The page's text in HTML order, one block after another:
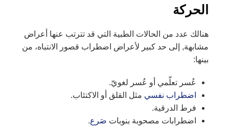
الحركة
هنالك عدد من الحالات الطبية التي قد تترتب عنها أعراض
مشابهة, إلى حد كبير لأعراض اضطراب قصور الانتباه، من
بينها:
عُسر تعلّمي أو عُسر لغويّ.
اضطراب نفسي مثل القلق أو الاكتئاب.
فرط الدرقية.
اضطرابات مصحوبة بنوبات صَرع.